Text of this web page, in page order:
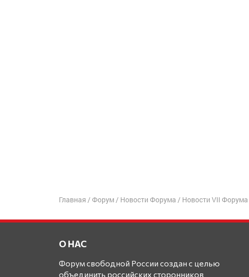
Главная / Форум/ Новости Форума / Новости VII Форума
О НАС
Форум свободной России создан с целью
объединить российских сторонников